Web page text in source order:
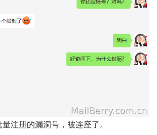
注册的漏洞号，被连座了。